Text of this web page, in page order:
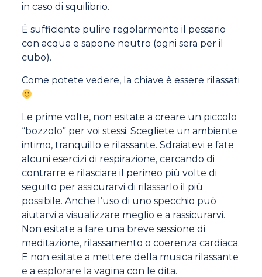
in caso di squilibrio.
È sufficiente pulire regolarmente il pessario
con acqua e sapone neutro (ogni sera per il
cubo).
Come potete vedere, la chiave è essere rilassati
Le prime volte, non esitate a creare un piccolo
“bozzolo” per voi stessi. Scegliete un ambiente
intimo, tranquillo e rilassante. Sdraiatevi e fate
alcuni esercizi di respirazione, cercando di
contrarre e rilasciare il perineo più volte di
seguito per assicurarvi di rilassarlo il più
possibile. Anche l’uso di uno specchio può
aiutarvi a visualizzare meglio e a rassicurarvi.
Non esitate a fare una breve sessione di
meditazione, rilassamento o coerenza cardiaca.
E non esitate a mettere della musica rilassante
e a esplorare la vagina con le dita.